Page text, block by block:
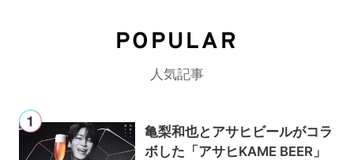
POPULAR
人気記事
亀梨和也とアサヒビールがコラ
ボした「アサヒKAME BEER」